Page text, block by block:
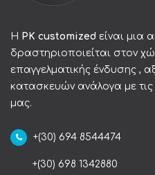
Η PK customized είναι μια
δραστηριοποιείται στον
επαγγελματικής ένδυσης ,
κατασκευών ανάλογα με
μας.
+(30) 694 8544474
+(30) 698 1342880